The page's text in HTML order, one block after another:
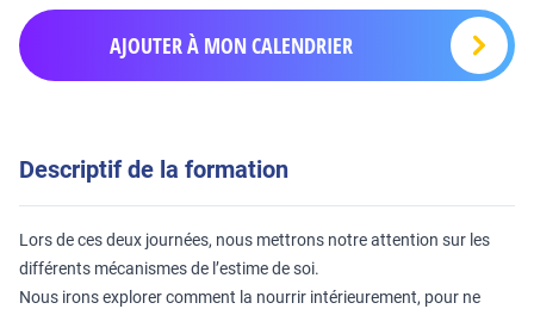
AJOUTER À MON CALENDRIER
Descriptif de la formation
Lors de ces deux journées, nous mettrons notre attention sur les
différents mécanismes de l’estime de soi.
Nous irons explorer comment la nourrir intérieurement, pour ne